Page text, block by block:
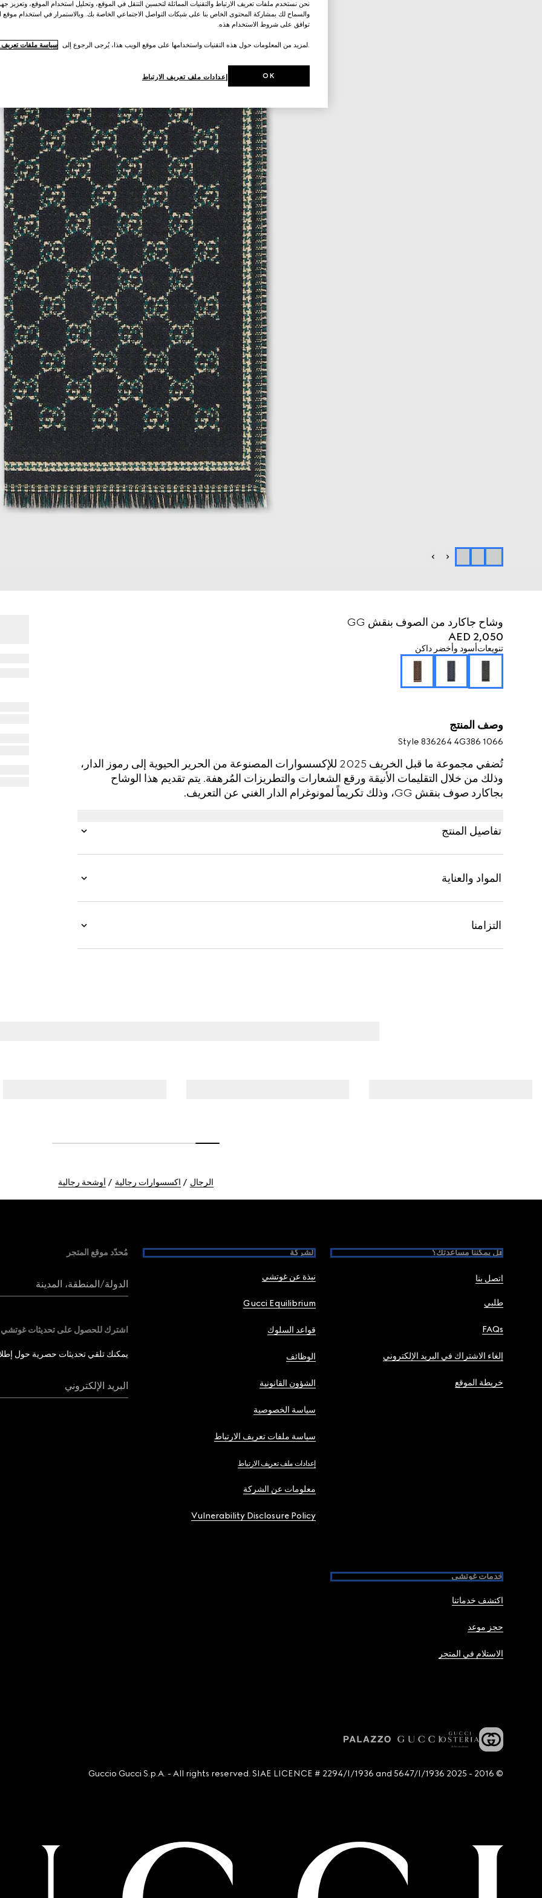
وشاح جاكارد من الصوف بنقش GG
AED 2,050
تنويعاتأسود وأخضر داكن
وصف المنتج
Style ‎836264 4G386 1066
تُضفي مجموعة ما قبل الخريف 2025 للإكسسوارات المصنوعة من الحرير الحيوية إلى رموز الدار،
وذلك من خلال التقليمات الأنيقة ورقع الشعارات والتطريزات المُرهفة. يتم تقديم هذا الوشاح
بجاكارد صوف بنقش GG، وذلك تكريماً لمونوغرام الدار الغني عن التعريف.
تفاصيل المنتج
المواد والعناية
التزامنا
الرجال اكسسوارات رجالية أوشحة رجالية
هل يمكننا مساعدتك؟
اتصل بنا
طلبي
FAQs
إلغاء الاشتراك في البريد الإلكتروني
خريطة الموقع
الشركة
نبذة عن غوتشي
Gucci Equilibrium
قواعد السلوك
الوظائف
الشؤون القانونية
سياسة الخصوصية
سياسة ملفات تعريف الارتباط
إعدادات ملف تعريف الارتباط
معلومات عن الشركة
Vulnerability Disclosure Policy
خدمات غوتشي
اكتشف خدماتنا
حجز موعد
الاستلام في المتجر
مُحدّد موقع المتجر
الدولة/المنطقة، المدينة
اشترك للحصول على تحديثات غوتشي
يمكنك تلقي تحديثات حصرية حول
البريد الإلكتروني
© 2016 - 2025 Guccio Gucci S.p.A. - All rights reserved. SIAE LICENCE # 2294/I/1936 and 5647/I/1936
نحن نستخدم ملفات تعريف الارتباط والتقنيات المماثلة لتحسين التنقل في الموقع، وتحليل استخدام الموقع، وتعزيز
والسماح لك بمشاركة المحتوى الخاص بنا على شبكات التواصل الاجتماعي الخاصة بك. وبالاستمرار في استخدام موقع
توافق على شروط الاستخدام هذه.
.لمزيد من المعلومات حول هذه التقنيات واستخدامها على موقع الويب هذا، يُرجى الرجوع إلى سياسة ملفات تعريف
إعدادات ملف تعريف الارتباط OK